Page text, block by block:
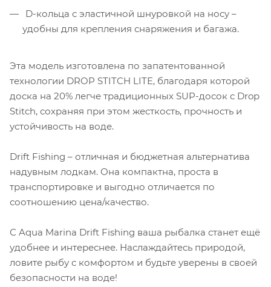
D-кольца с эластичной шнуровкой на носу –
удобны для крепления снаряжения и багажа.
Эта модель изготовлена по запатентованной
технологии DROP STITCH LITE, благодаря которой
доска на 20% легче традиционных SUP-досок с Drop
Stitch, сохраняя при этом жесткость, прочность и
устойчивость на воде.
Drift Fishing – отличная и бюджетная альтернатива
надувным лодкам. Она компактна, проста в
транспортировке и выгодно отличается по
соотношению цена/качество.
С Aqua Marina Drift Fishing ваша рыбалка станет ещё
удобнее и интереснее. Наслаждайтесь природой,
ловите рыбу с комфортом и будьте уверены в своей
безопасности на воде!